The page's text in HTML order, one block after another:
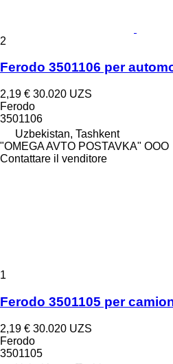
2
Ferodo 3501106 per
2,19 € 30.020 UZS
Ferodo
3501106
Uzbekistan, Tashkent
"OMEGA AVTO POSTAVKA" OOO
Contattare il venditore
1
Ferodo 3501105 per
2,19 € 30.020 UZS
Ferodo
3501105